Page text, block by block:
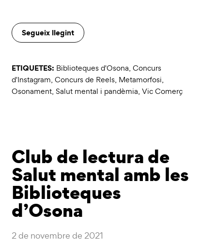
Segueix llegint
ETIQUETES: Biblioteques d'Osona, Concurs
d'Instagram, Concurs de Reels, Metamorfosi,
Osonament, Salut mental i pandèmia, Vic Comerç
Club de lectura de
Salut mental amb les
Biblioteques
d’Osona
2 de novembre de 2021